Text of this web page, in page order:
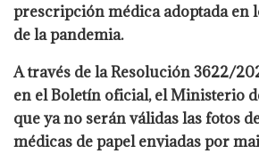
prescripción médica adoptada en
de la pandemia.
A través de la Resolución 3622/
en el Boletín oficial, el Ministerio
que ya no serán válidas las fotos
médicas de papel enviadas por